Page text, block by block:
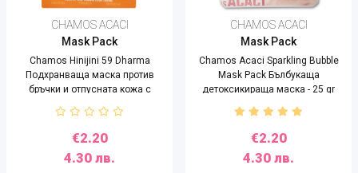
CHAMOS ACACI
Mask Pack
Chamos Hinijini 59 Dharma
Подхранваща маска против
бръчки и отпусната кожа с
конско масло -25 ml
€2.20
4.30 лв.
CHAMOS ACACI
Mask Pack
Chamos Acaci Sparkling Bubble
Mask Pack Бълбукаща
детоксикираща маска - 25 gr
€2.20
4.30 лв.